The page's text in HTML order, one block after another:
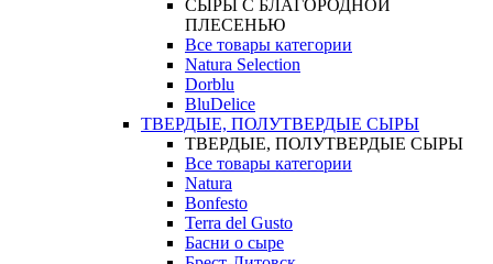
СЫРЫ С БЛАГОРОДНОЙ
ПЛЕСЕНЬЮ
Все товары категории
Natura Selection
Dorblu
BluDelice
ТВЕРДЫЕ, ПОЛУТВЕРДЫЕ СЫРЫ
ТВЕРДЫЕ, ПОЛУТВЕРДЫЕ СЫРЫ
Все товары категории
Natura
Bonfesto
Terra del Gusto
Басни о сыре